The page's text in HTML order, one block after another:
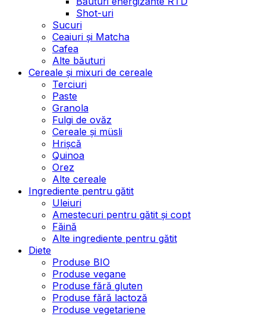
Shot-uri
Sucuri
Ceaiuri și Matcha
Cafea
Alte băuturi
Cereale și mixuri de cereale
Terciuri
Paste
Granola
Fulgi de ovăz
Cereale și müsli
Hrișcă
Quinoa
Orez
Alte cereale
Ingrediente pentru gătit
Uleiuri
Amestecuri pentru gătit și copt
Făină
Alte ingrediente pentru gătit
Diete
Produse BIO
Produse vegane
Produse fără gluten
Produse fără lactoză
Produse vegetariene